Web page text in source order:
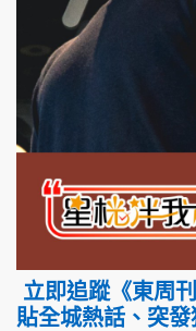
立即追蹤《東周
貼全城熱話、突發